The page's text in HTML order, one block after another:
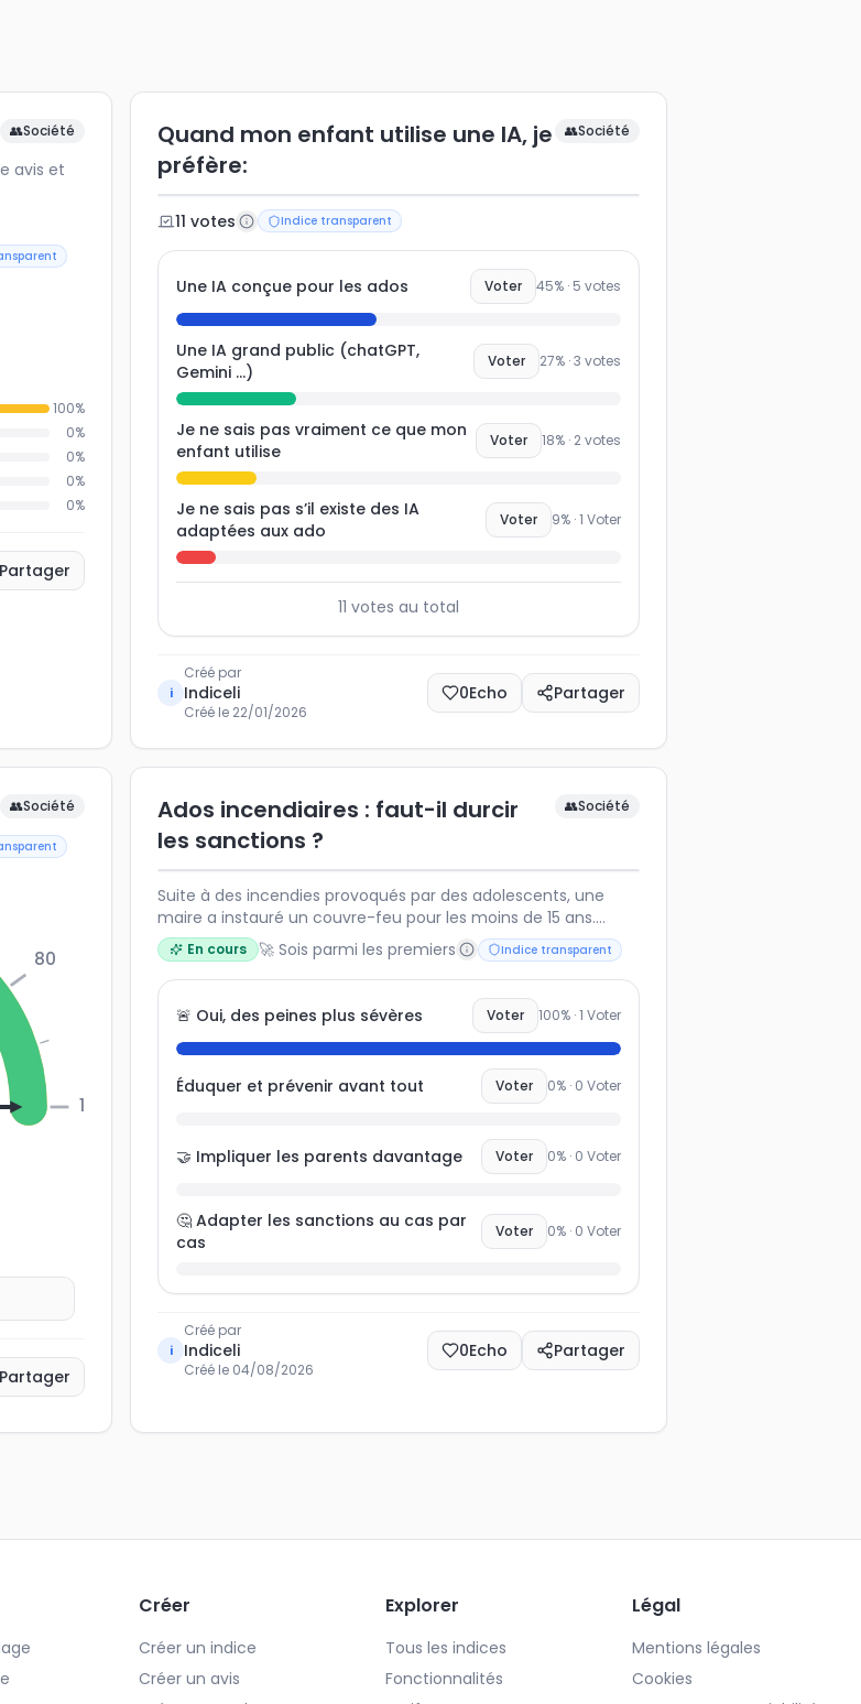
👥Société
avis et
100%
0%
0%
0%
0%
Partager
Quand mon enfant utilise une IA, je
préfère:
👥Société
11 votes Indice transparent
Une IA conçue pour les ados Voter 45% · 5 votes
Une IA grand public (chatGPT,
Gemini ...)
Voter 27% ·3 votes
Je ne sais pas vraiment ce que mon
enfant utilise
Voter 18% · 2votes
Je ne sais pas s’il existe des IA
adaptées aux ado
Voter 9% ·1 Voter
11 votes au total
i
Créé par
Indiceli
Créé le 22/01/2026
0Echo Partager
👥Société
80
100
Partager
Ados incendiaires : faut-il durcir
les sanctions ?
👥Société
Suite à des incendies provoqués par des adolescents, une
maire a instauré un couvre-feu pour les moins de 15 ans.
Faut-il aller plus loin ou adopter d'autres approches pour
prévenir ces actes et responsabiliser les jeunes ?
En cours 🚀 Sois parmi les premiers Indice transparent
🚨 Oui, des peines plus sévères Voter 100% ·1 Voter
Éduquer et prévenir avant tout Voter 0% · 0 Voter
🤝 Impliquer les parents davantage Voter 0% · 0 Voter
🤔 Adapter les sanctions au cas par
cas
Voter 0% · 0 Voter
i
Créé par
Indiceli
Créé le 04/08/2026
0Echo Partager
Créer
Créer un indice
Créer un avis
Explorer
Tous les indices
Fonctionnalités
Légal
Mentions légales
Cookies